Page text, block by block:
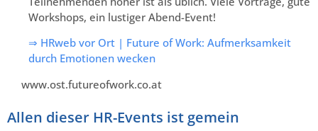
Workshops, ein lustiger Abend-Event!
⇒ HRweb vor Ort | Future of Work: Aufmerksamkeit
durch Emotionen wecken
www.ost.futureofwork.co.at
Allen dieser HR-Events ist gemein